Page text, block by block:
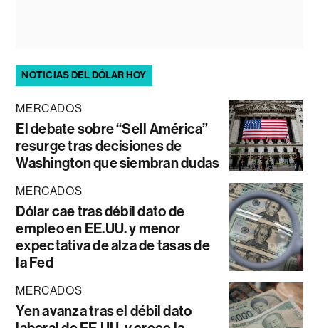
NOTICIAS DEL DÓLAR HOY
MERCADOS
El debate sobre “Sell América”
resurge tras decisiones de
Washington que siembran dudas
MERCADOS
Dólar cae tras débil dato de
empleo en EE.UU. y menor
expectativa de alza de tasas de
la Fed
MERCADOS
Yen avanza tras el débil dato